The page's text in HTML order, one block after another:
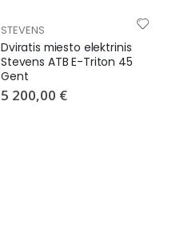
STEVENS
Dviratis miesto elektrinis
Stevens ATB E-Triton 45
Gent
5 200,00 €